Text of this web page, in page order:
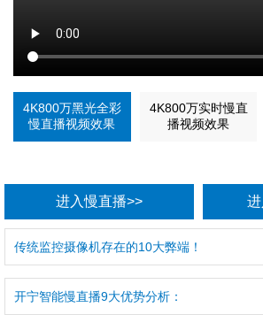
4K800万黑光全彩
慢直播视频效果
4K800万实时慢直
播视频效果
进入慢直播>>
传统监控摄像机存在的10大弊端！
开宁智能慢直播9大优势分析：